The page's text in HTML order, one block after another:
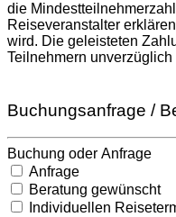
die
Reiseveranstalter
wird. Die geleisteten
Teilnehmern unverzüglich
Buchungsanfrage /
Buchung oder Anfrage
Anfrage
Beratung gewünscht
Individuellen